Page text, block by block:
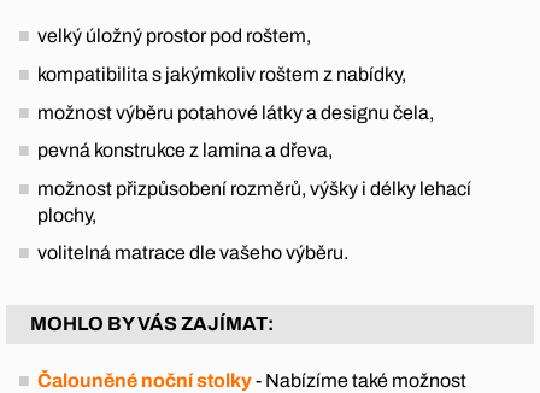
velký úložný prostor pod roštem,
kompatibilita s jakýmkoliv roštem z nabídky,
možnost výběru potahové látky a designu čela,
pevná konstrukce z lamina a dřeva,
možnost přizpůsobení rozměrů, výšky i délky lehací
plochy,
volitelná matrace dle vašeho výběru.
MOHLO BY VÁS ZAJÍMAT:
Čalouněné noční stolky- Nabízíme také možnost